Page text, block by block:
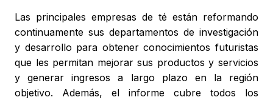
Las principales empresas de té están reformando
continuamente sus departamentos de investigación
y desarrollo para obtener conocimientos futuristas
que les permitan mejorar sus productos y servicios
y generar ingresos a largo plazo en la región
objetivo. Además, el informe cubre todos los